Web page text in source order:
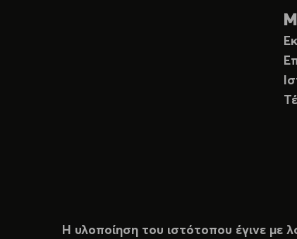
Η υλοποίηση του ιστότοπου έγινε με